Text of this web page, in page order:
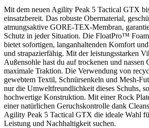
Mit dem neuen Agility Peak 5 Tactical GTX
einsatzbereit. Das robuste Obermaterial,
atmungsaktive GORE-TEX-Membran,
Schutz in jeder Situation. Die FloatPro™
bietet sofortigen, langanhaltenden Komfort
und strapazierfähig. Mit der leistungsstarken
Außensohle hast du auf trockenen und nassen
maximale Traktion. Die Verwendung von
gewebtem Textil, Schnürsenkeln und Mesh-
nur die Umweltfreundlichkeit dieses Schuhs,
hochwertige Konstruktion. Mit einer Rock
einer natürlichen Geruchskontrolle dank
Agility Peak 5 Tactical GTX die ideale Wahl
Leistung und Nachhaltigkeit suchen.